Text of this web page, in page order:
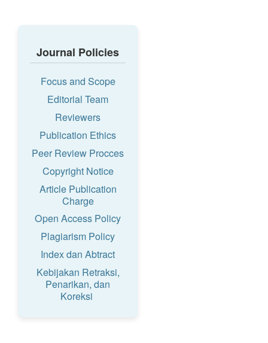
Journal Policies
Focus and Scope
Editorial Team
Reviewers
Publication Ethics
Peer Review Procces
Copyright Notice
Article Publication
Charge
Open Access Policy
Plagiarism Policy
Index dan Abtract
Kebijakan Retraksi,
Penarikan, dan
Koreksi